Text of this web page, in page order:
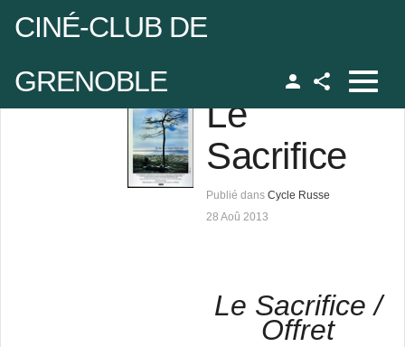
CINÉ-CLUB DE
GRENOBLE
Facebook Le
Sacrifice
Publié dans Cycle Russe
28 Aoû 2013
Le Sacrifice /
Offret